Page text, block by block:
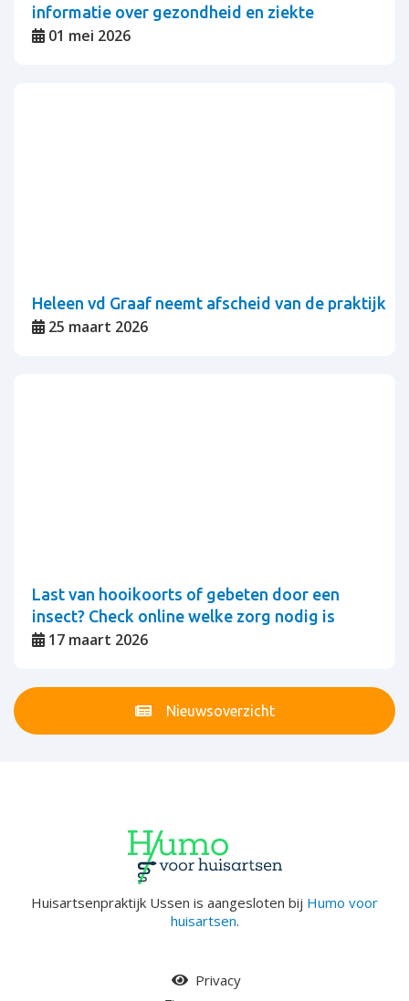
informatie over gezondheid en ziekte
01 mei 2026
Heleen vd Graaf neemt afscheid van de praktijk
25 maart 2026
Last van hooikoorts of gebeten door een
insect? Check online welke zorg nodig is
17 maart 2026
Nieuwsoverzicht
Huisartsenpraktijk Ussen is aangesloten bij Humo voor
huisartsen.
Privacy